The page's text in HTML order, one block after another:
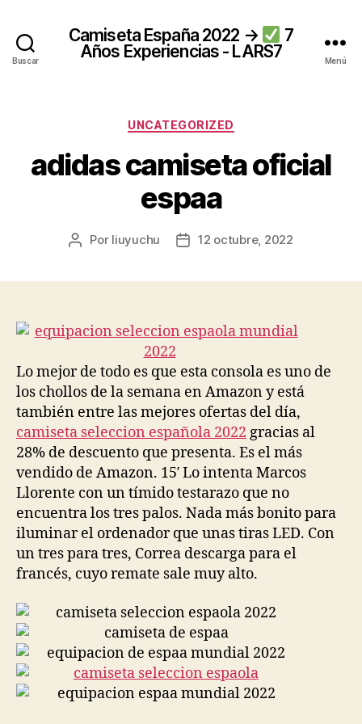
Buscar
Camiseta España 2022 →
7
Años Experiencias - LARS7
Menú
Categorías
UNCATEGORIZED
adidas camiseta oficial
espaa
Autor
Por liuyuchu
Fecha12 octubre, 2022
Lo mejor de todo es que esta consola es uno de
los chollos de la semana en Amazon y está
también entre las mejores ofertas del día,
camiseta seleccion española 2022 gracias al
28% de descuento que presenta. Es el más
vendido de Amazon. 15′ Lo intenta Marcos
Llorente con un tímido testarazo que no
encuentra los tres palos. Nada más bonito para
iluminar el ordenador que unas tiras LED. Con
un tres para tres, Correa descarga para el
francés, cuyo remate sale muy alto.